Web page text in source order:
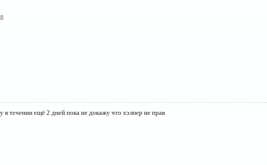
в течении ещё 2 дней пока не докажу что хэлпер не прав